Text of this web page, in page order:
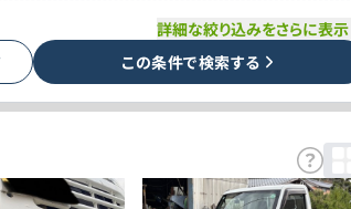
詳細な絞り込みをさらに表示
この条件で検索する